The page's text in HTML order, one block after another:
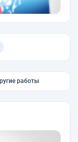
работы